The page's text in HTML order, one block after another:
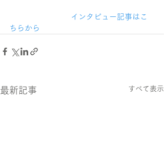
最新記事 すべて表示